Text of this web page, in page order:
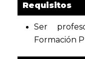
Requisitos
Ser
Formación